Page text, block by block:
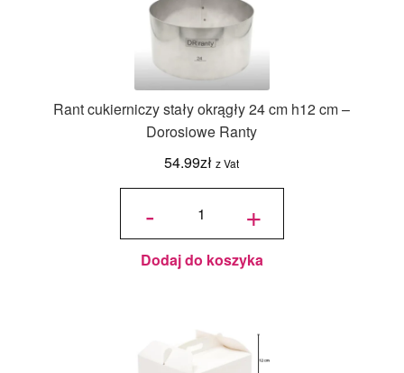
Rant cukierniczy stały okrągły 24 cm h12 cm –
Dorosiowe Ranty
54.99zł z Vat
-
ilość Rant
okrągły 24
cm h12 cm
Dorosiowe
Ranty
+
Dodaj do koszyka